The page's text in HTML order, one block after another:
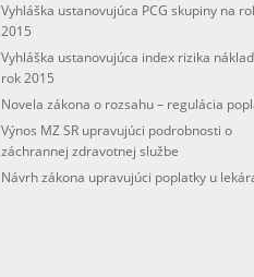
Vyhláška ustanovujúca PCG skupiny na
2015
Vyhláška ustanovujúca index rizika
rok 2015
Novela zákona o rozsahu – regulácia
Výnos MZ SR upravujúci podrobnosti o
záchrannej zdravotnej službe
Návrh zákona upravujúci poplatky u